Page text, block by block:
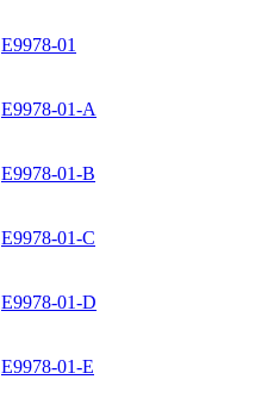
E9978-01
E9978-01-A
E9978-01-B
E9978-01-C
E9978-01-D
E9978-01-E